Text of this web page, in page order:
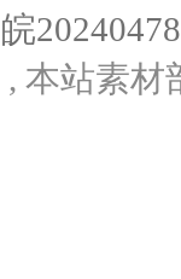
皖
, 本站素材